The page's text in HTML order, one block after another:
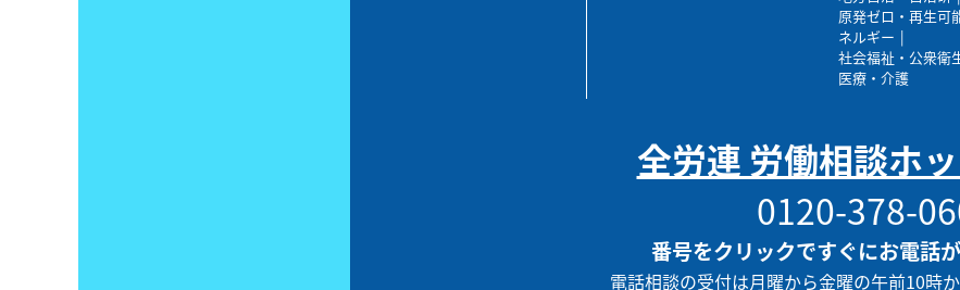
原発ゼロ・再生可
ネルギー
社会福祉・公衆衛
医療・介護
全労連 労働相談ホ
0120-378-
番号をクリックですぐにお電話が
電話相談の受付は月曜から金曜の午前10時か